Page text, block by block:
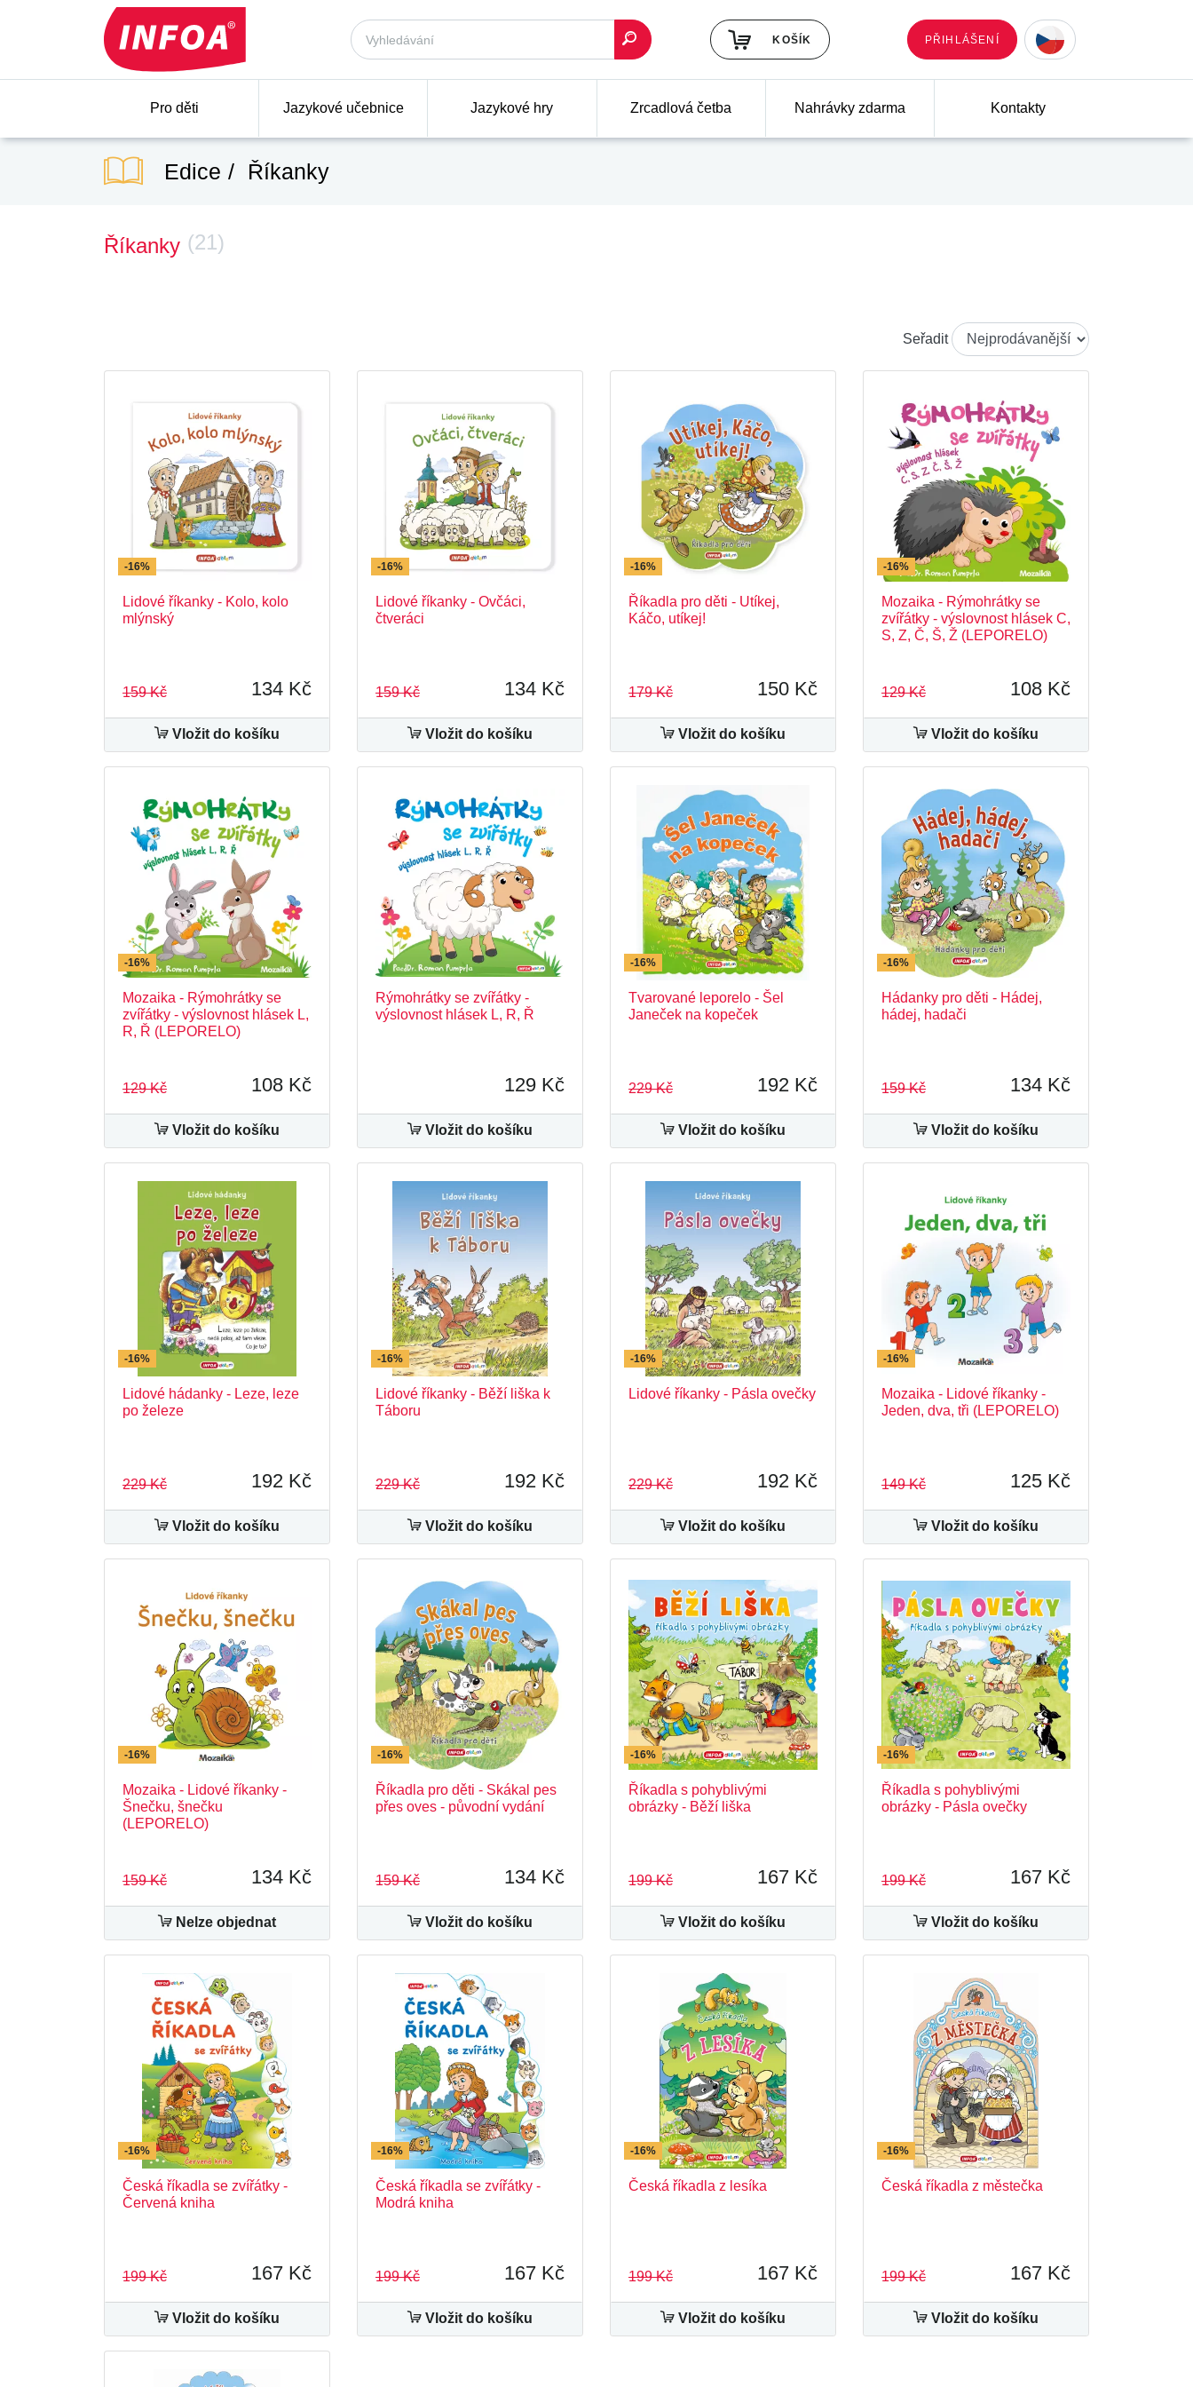
KOŠÍK PŘIHLÁŠENÍ
Pro děti Jazykové učebnice Jazykové hry Zrcadlová četba Nahrávky zdarma Kontakty
Edice Říkanky
Říkanky (21)
Seřadit
-16%
Lidové říkanky - Kolo, kolo
mlýnský
159 Kč 134 Kč
Vložit do košíku
-16%
Lidové říkanky - Ovčáci,
čtveráci
159 Kč 134 Kč
Vložit do košíku
-16%
Říkadla pro děti - Utíkej,
Káčo, utíkej!
179 Kč 150 Kč
Vložit do košíku
-16%
Mozaika - Rýmohrátky se
zvířátky - výslovnost hlásek C,
S, Z, Č, Š, Ž (LEPORELO)
129 Kč 108 Kč
Vložit do košíku
-16%
Mozaika - Rýmohrátky se
zvířátky - výslovnost hlásek L,
R, Ř (LEPORELO)
129 Kč 108 Kč
Vložit do košíku
Rýmohrátky se zvířátky -
výslovnost hlásek L, R, Ř
129 Kč
Vložit do košíku
-16%
Tvarované leporelo - Šel
Janeček na kopeček
229 Kč 192 Kč
Vložit do košíku
-16%
Hádanky pro děti - Hádej,
hádej, hadači
159 Kč 134 Kč
Vložit do košíku
-16%
Lidové hádanky - Leze, leze
po železe
229 Kč 192 Kč
Vložit do košíku
-16%
Lidové říkanky - Běží liška k
Táboru
229 Kč 192 Kč
Vložit do košíku
-16%
Lidové říkanky - Pásla ovečky
229 Kč 192 Kč
Vložit do košíku
-16%
Mozaika - Lidové říkanky -
Jeden, dva, tři (LEPORELO)
149 Kč 125 Kč
Vložit do košíku
-16%
Mozaika - Lidové říkanky -
Šnečku, šnečku
(LEPORELO)
159 Kč 134 Kč
Nelze objednat
-16%
Říkadla pro děti - Skákal pes
přes oves - původní vydání
159 Kč 134 Kč
Vložit do košíku
-16%
Říkadla s pohyblivými
obrázky - Běží liška
199 Kč 167 Kč
Vložit do košíku
-16%
Říkadla s pohyblivými
obrázky - Pásla ovečky
199 Kč 167 Kč
Vložit do košíku
-16%
Česká říkadla se zvířátky -
Červená kniha
199 Kč 167 Kč
Vložit do košíku
-16%
Česká říkadla se zvířátky -
Modrá kniha
199 Kč 167 Kč
Vložit do košíku
-16%
Česká říkadla z lesíka
199 Kč 167 Kč
Vložit do košíku
-16%
Česká říkadla z městečka
199 Kč 167 Kč
Vložit do košíku